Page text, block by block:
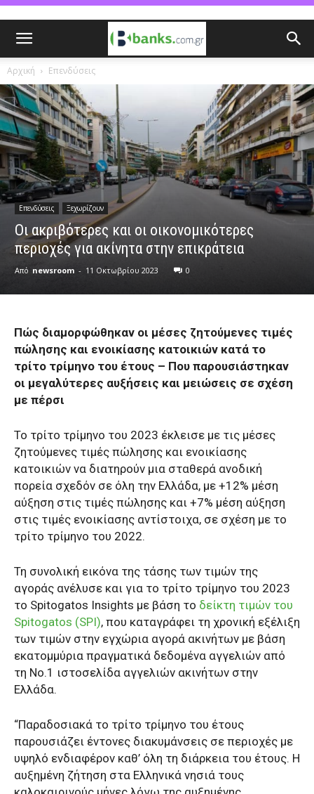
Αρχική Επενδύσεις
Επενδύσεις Ξεχωρίζουν
Οι ακριβότερες και οι οικονομικότερες
περιοχές για ακίνητα στην επικράτεια
Από newsroom - 11 Οκτωβρίου 2023 0
Πώς διαμορφώθηκαν οι μέσες ζητούμενες τιμές
πώλησης και ενοικίασης κατοικιών κατά το
τρίτο τρίμηνο του έτους – Που παρουσιάστηκαν
οι μεγαλύτερες αυξήσεις και μειώσεις σε σχέση
με πέρσι
Το τρίτο τρίμηνο του 2023 έκλεισε με τις μέσες
ζητούμενες τιμές πώλησης και ενοικίασης
κατοικιών να διατηρούν μια σταθερά ανοδική
πορεία σχεδόν σε όλη την Ελλάδα, με +12% μέση
αύξηση στις τιμές πώλησης και +7% μέση αύξηση
στις τιμές ενοικίασης αντίστοιχα, σε σχέση με το
τρίτο τρίμηνο του 2022.
Τη συνολική εικόνα της τάσης των τιμών της
αγοράς ανέλυσε και για το τρίτο τρίμηνο του 2023
το Spitogatos Insights με βάση το δείκτη τιμών του
Spitogatos (SPI), που καταγράφει τη χρονική εξέλιξη
των τιμών στην εγχώρια αγορά ακινήτων με βάση
εκατομμύρια πραγματικά δεδομένα αγγελιών από
τη Νο.1 ιστοσελίδα αγγελιών ακινήτων στην
Ελλάδα.
“Παραδοσιακά το τρίτο τρίμηνο του έτους
παρουσιάζει έντονες διακυμάνσεις σε περιοχές με
υψηλό ενδιαφέρον καθ’ όλη τη διάρκεια του έτους. Η
αυξημένη ζήτηση στα Ελληνικά νησιά τους